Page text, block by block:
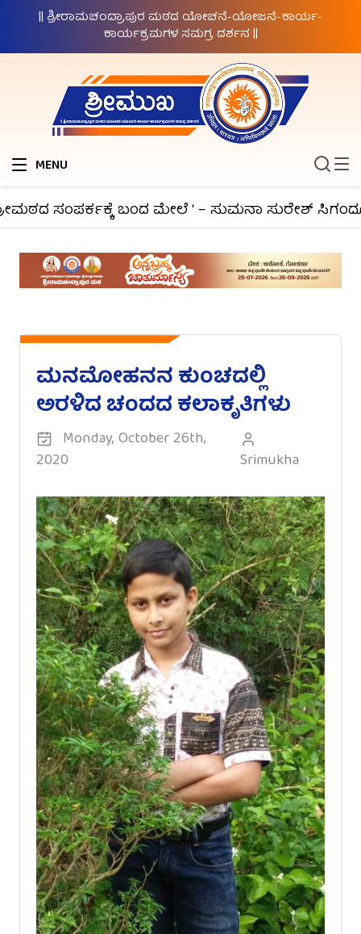
|| ಶ್ರೀರಾಮಚಂದ್ರಾಪುರ ಮಠದ ಯೋಚನೆ-ಯೋಜನೆ-ಕಾರ್ಯ-
ಕಾರ್ಯಕ್ರಮಗಳ ಸಮಗ್ರ ದರ್ಶನ ||
MENU
ಸಂಪರ್ಕಕ್ಕೆ ಬಂದ ಮೇಲೆ ‘ – ಸುಮನಾ ಸುರೇಶ್ ಸಿಗಂದೂರು
ಮನಮೋಹನನ ಕುಂಚದಲ್ಲಿ
ಅರಳಿದ ಚಂದದ ಕಲಾಕೃತಿಗಳು
Monday, October 26th,
2020
Srimukha